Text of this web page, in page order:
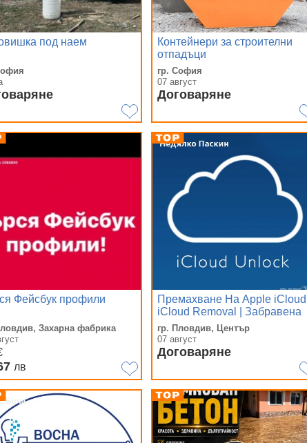
под наем
Контейнери за строителни
отпадъци
гр. София
07 август
Договаряне
Фейсбук профили
Захарна фабрика
лв
Премахване На Apple iCloud |
iCloud Removal | Забравена
Парола iPhone iPad Macbook
Pro Apple Watch
гр. Пловдив, Център
07 август
Договаряне